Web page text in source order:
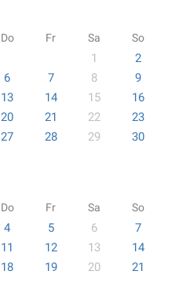
Do Fr Sa So
1
2
6 7 8
9
13 14 15
16
20 21 22
23
27 28 29 30
Do Fr Sa So
4 5 6
7
11 12 13
14
18 19 20
21